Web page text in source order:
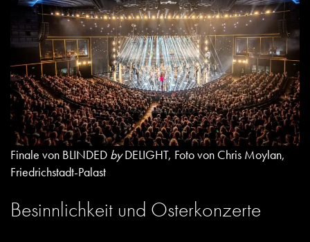
Finale von BLINDED byDELIGHT, Foto von Chris Moylan,
Friedrichstadt-Palast
Besinnlichkeit und Osterkonzerte